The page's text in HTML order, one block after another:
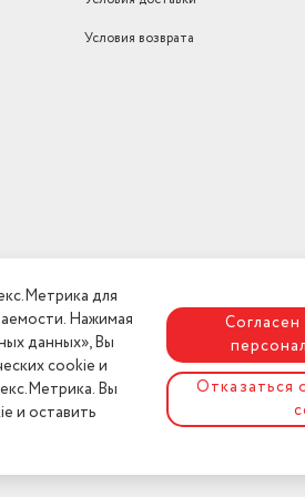
Объем
Условия возврата
для
Нажимая
данных», Вы
cookie и
Вы
и оставить
Отказаться